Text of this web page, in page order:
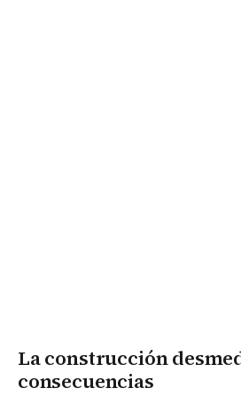
La construcción
consecuencias